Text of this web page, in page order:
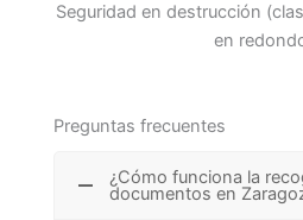
Seguridad en destrucción
en
Preguntas frecuentes
¿Cómo funciona la
documentos en